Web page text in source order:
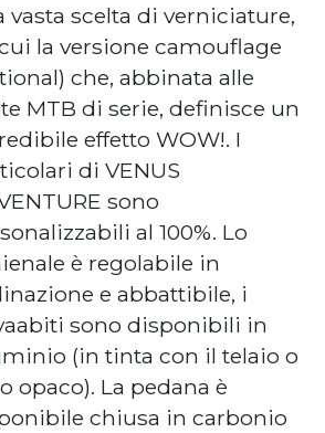
vasta scelta di verniciature,
la versione camouflage
che, abbinata alle
MTB di serie, definisce un
effetto WOW!. I
di VENUS
sono
al 100%. Lo
è regolabile in
e abbattibile, i
sono disponibili in
(in tinta con il telaio o
opaco). La pedana è
chiusa in carbonio